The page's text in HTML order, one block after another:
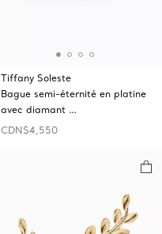
Tiffany Soleste
Bague semi-éternité en platine
avec diamant …
CDN$4,550